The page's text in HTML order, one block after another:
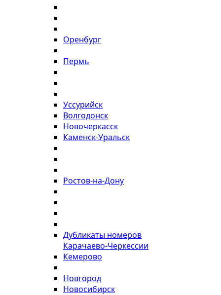
Оренбург
Пермь
Уссурийск
Волгодонск
Новочеркасск
Каменск-Уральск
Ростов-на-Дону
Дубликаты номеров
Карачаево-Черкессии
Кемерово
Новгород
Новосибирск